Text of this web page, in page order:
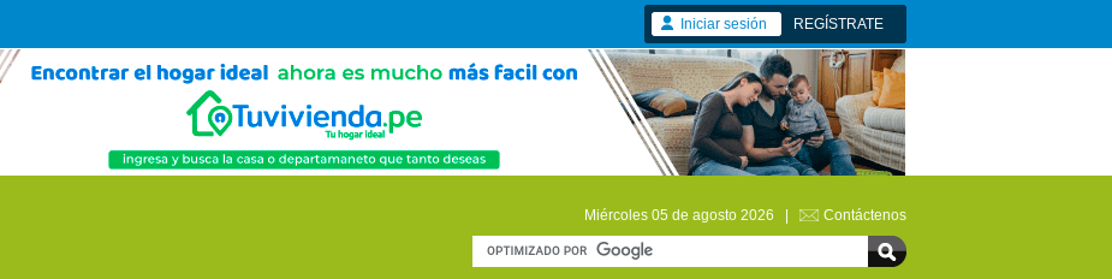
Iniciar sesión REGÍSTRATE
Miércoles 05 de agosto 2026 | Contáctenos